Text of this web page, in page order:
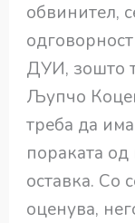
обвинител,
ДУИ, зошто
Љупчо
треба да
пораката
оставка. Со
оценува,